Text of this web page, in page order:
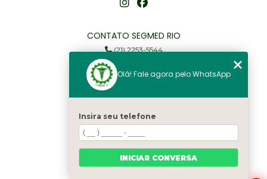
CONTATO SEGMED RIO
(21) 2253-5544
(21) 97905-3352
segmed@segmedrio.com.br
Home
Institucional
Serviços
Olá! Fale agora pelo WhatsApp
Insira seu telefone
INICIAR CONVERSA